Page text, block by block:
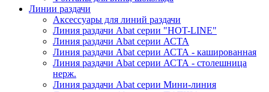
Линии раздачи
Аксессуары для линий раздачи
Линия раздачи Abat серии "HOT-LINE"
Линия раздачи Abat серии АСТА
Линия раздачи Abat серии АСТА - кашированная
Линия раздачи Abat серии АСТА - столешница
нерж.
Линия раздачи Abat серии Мини-линия